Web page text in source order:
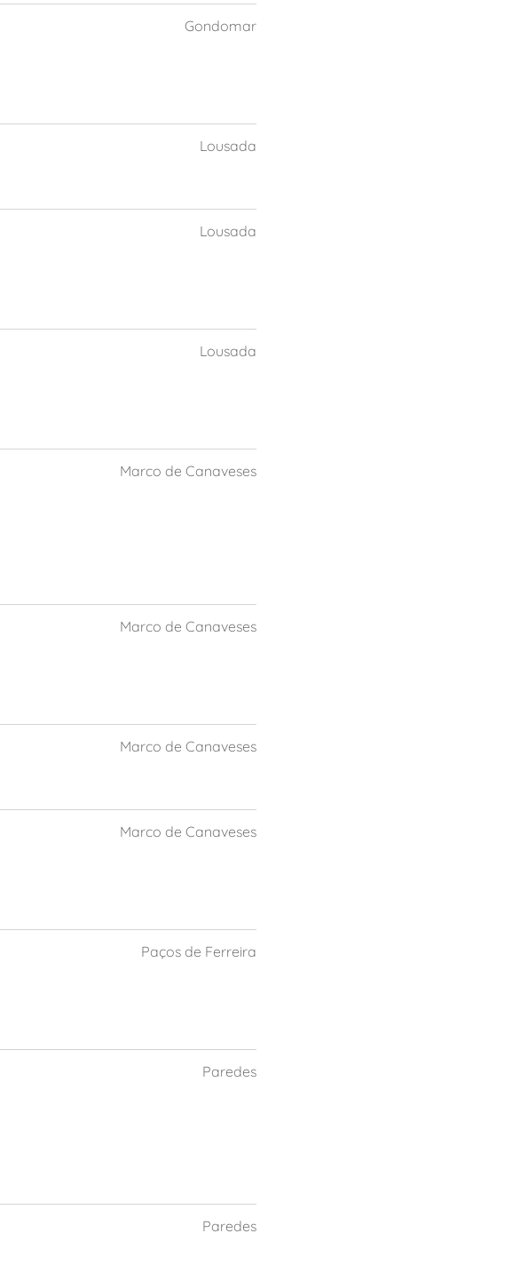
Gondomar
Lousada
Lousada
Lousada
Marco de Canaveses
Marco de Canaveses
Marco de Canaveses
Marco de Canaveses
Paços de Ferreira
Paredes
Paredes